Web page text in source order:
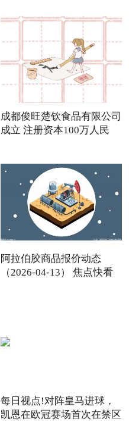
成都俊旺楚钦食品有限公司
成立 注册资本100万人民
阿拉伯胶商品报价动态
（2026-04-13） 焦点快看
每日视点!对阵皇马进球，
凯恩在欧冠赛场首次在禁区